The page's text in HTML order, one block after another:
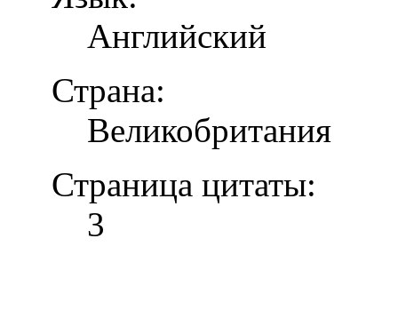
Английский
Страна:
Великобритания
Страница цитаты:
3